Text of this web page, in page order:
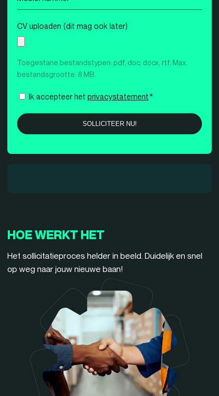
nummer
*
CV uploaden (dit mag ook later)
Toegestane bestandstypen: pdf, doc, docx, rtf, Max.
bestandsgrootte: 8 MB.
Instemming
Ik accepteer het privacystatement*
HOE WERKT HET
Het sollicitatieproces helder in beeld. Duidelijk en snel
op weg naar jouw nieuwe baan!